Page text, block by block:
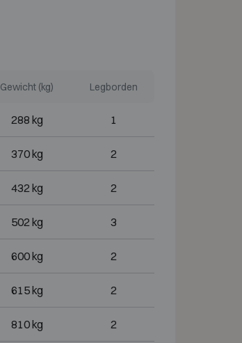
Gewicht (kg) Legborden
288 kg 1
370 kg 2
432 kg 2
502 kg 3
600 kg 2
615 kg 2
810 kg 2